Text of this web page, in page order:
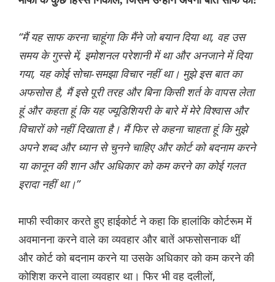
“मैं यह साफ करना चाहूंगा कि मैंने जो बयान दिया था, वह उस
समय के गुस्से में, इमोशनल परेशानी में था और अनजाने में दिया
गया, यह कोई सोचा-समझा विचार नहीं था। मुझे इस बात का
अफसोस है, मैं इसे पूरी तरह और बिना किसी शर्त के वापस लेता
हूं और कहता हूं कि यह ज्यूडिशियरी के बारे में मेरे विश्वास और
विचारों को नहीं दिखाता है। मैं फिर से कहना चाहता हूं कि मुझे
अपने शब्द और ध्यान से चुनने चाहिए और कोर्ट को बदनाम करने
या कानून की शान और अधिकार को कम करने का कोई गलत
इरादा नहीं था।”
माफी स्वीकार करते हुए हाईकोर्ट ने कहा कि हालांकि कोर्टरूम में
अवमानना ​​करने वाले का व्यवहार और बातें अफसोसनाक थीं
और कोर्ट को बदनाम करने या उसके अधिकार को कम करने की
कोशिश करने वाला व्यवहार था। फिर भी वह दलीलों,